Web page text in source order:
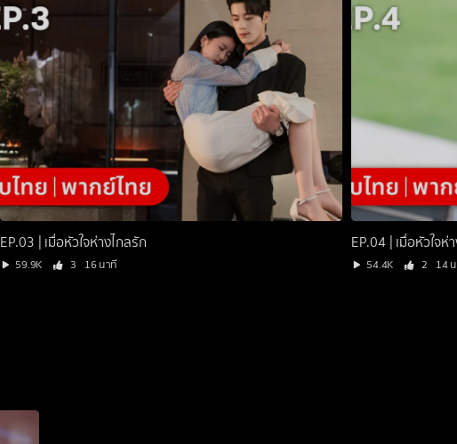
EP.03 | เมื่อหัวใจห่างไกลรัก
59.9K 3 16 นาที
EP.04 | เมื่อหัวใจห่
54.4K 2 14